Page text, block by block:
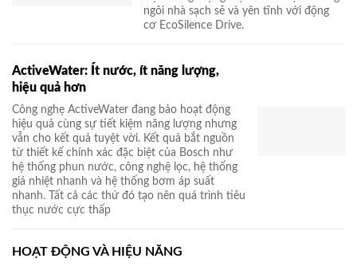
ngôi nhà sạch sẽ và yên tĩnh với động
cơ EcoSilence Drive.
ActiveWater: Ít nước, ít năng lượng,
hiệu quả hơn
Công nghẹ ActiveWater đang bảo hoạt động
hiệu quả cùng sự tiết kiệm năng lượng nhưng
vẫn cho kết quả tuyệt vời. Kết quả bắt nguồn
từ thiết kế chính xác đặc biệt của Bosch như
hệ thống phun nước, công nghệ lọc, hệ thống
giá nhiệt nhanh và hệ thống bơm áp suất
nhanh. Tất cả các thứ đó tạo nên quá trình tiêu
thục nước cực thấp
HOẠT ĐỘNG VÀ HIỆU NĂNG